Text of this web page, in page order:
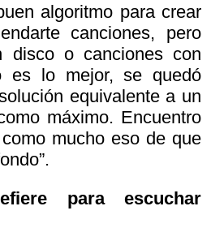
algoritmo para crear
canciones, pero
disco o canciones con
es lo mejor, se quedó
equivalente a un
máximo. Encuentro
mucho eso de que
para escuchar